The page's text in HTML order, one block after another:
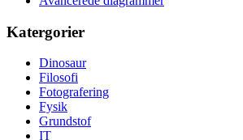
Katergorier
Dinosaur
Filosofi
Fotografering
Fysik
Grundstof
IT